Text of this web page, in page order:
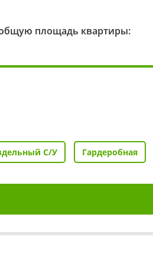
площадь квартиры:
С/У Гардеробная